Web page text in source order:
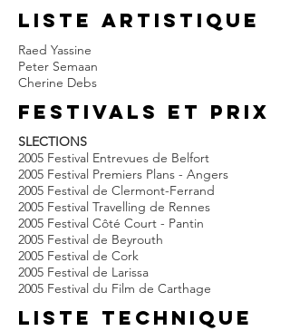
LISTE ARTISTIQUE
Raed Yassine
Peter Semaan
Cherine Debs
FESTIVALS et prix
SLECTIONS
2005 Festival Entrevues de Belfort
2005 Festival Premiers Plans - Angers
2005 Festival de Clermont-Ferrand
2005 Festival Travelling de Rennes
2005 Festival Côté Court - Pantin
2005 Festival de Beyrouth
2005 Festival de Cork
2005 Festival de Larissa
2005 Festival du Film de Carthage
liste techniQUE